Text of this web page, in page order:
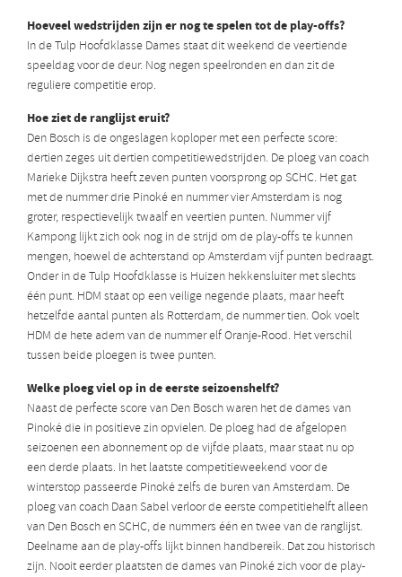
Hoeveel wedstrijden zijn er nog te spelen tot de play-offs?
In de Tulp Hoofdklasse Dames staat dit weekend de veertiende
speeldag voor de deur. Nog negen speelronden en dan zit de
reguliere competitie erop.
Hoe ziet de ranglijst eruit?
Den Bosch is de ongeslagen koploper met een perfecte score:
dertien zeges uit dertien competitiewedstrijden. De ploeg van coach
Marieke Dijkstra heeft zeven punten voorsprong op SCHC. Het gat
met de nummer drie Pinoké en nummer vier Amsterdam is nog
groter, respectievelijk twaalf en veertien punten. Nummer vijf
Kampong lijkt zich ook nog in de strijd om de play-offs te kunnen
mengen, hoewel de achterstand op Amsterdam vijf punten bedraagt.
Onder in de Tulp Hoofdklasse is Huizen hekkensluiter met slechts
één punt. HDM staat op een veilige negende plaats, maar heeft
hetzelfde aantal punten als Rotterdam, de nummer tien. Ook voelt
HDM de hete adem van de nummer elf Oranje-Rood. Het verschil
tussen beide ploegen is twee punten.
Welke ploeg viel op in de eerste seizoenshelft?
Naast de perfecte score van Den Bosch waren het de dames van
Pinoké die in positieve zin opvielen. De ploeg had de afgelopen
seizoenen een abonnement op de vijfde plaats, maar staat nu op
een derde plaats. In het laatste competitieweekend voor de
winterstop passeerde Pinoké zelfs de buren van Amsterdam. De
ploeg van coach Daan Sabel verloor de eerste competitiehelft alleen
van Den Bosch en SCHC, de nummers één en twee van de ranglijst.
Deelname aan de play-offs lijkt binnen handbereik. Dat zou historisch
zijn. Nooit eerder plaatsten de dames van Pinoké zich voor de play-